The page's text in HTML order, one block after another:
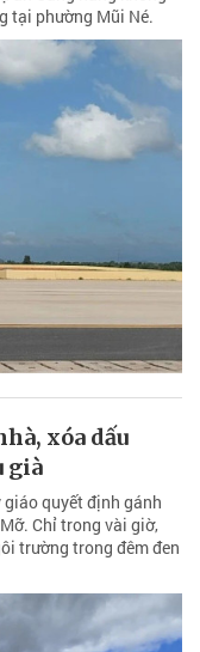
tại phường Mũi Né.
xóa dấu
già
quyết định gánh
Chỉ trong vài giờ,
trường trong đêm đen